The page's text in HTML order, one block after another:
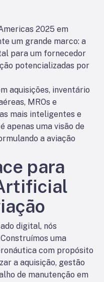
2025 em
um grande marco: a
para um fornecedor
potencializadas por
aquisições, inventário
MROs e
mais inteligentes e
apenas uma visão de
a aviação
para
digital, nós
uma
com propósito
a aquisição, gestão
de manutenção em